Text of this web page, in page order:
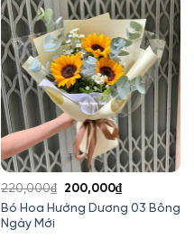
Bó Hoa Hướng Dương 03 Bông
Ngày Mới
220,000₫
Giá
gốc
200,000₫Giá
hiện